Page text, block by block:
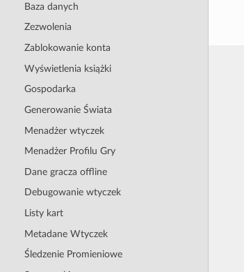
Baza danych
Zezwolenia
Zablokowanie konta
Wyświetlenia książki
Gospodarka
Generowanie Świata
Menadżer wtyczek
Menadżer Profilu Gry
Dane gracza offline
Debugowanie wtyczek
Listy kart
Metadane Wtyczek
Śledzenie Promieniowe